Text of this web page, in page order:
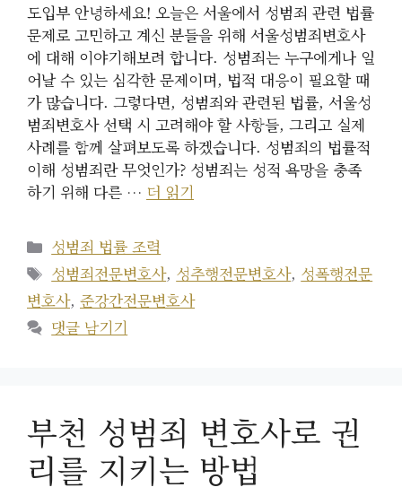
도입부 안녕하세요! 오늘은 서울에서 성범죄 관련 법률
문제로 고민하고 계신 분들을 위해 서울성범죄변호사
에 대해 이야기해보려 합니다. 성범죄는 누구에게나 일
어날 수 있는 심각한 문제이며, 법적 대응이 필요할 때
가 많습니다. 그렇다면, 성범죄와 관련된 법률, 서울성
범죄변호사 선택 시 고려해야 할 사항들, 그리고 실제
사례를 함께 살펴보도록 하겠습니다. 성범죄의 법률적
이해 성범죄란 무엇인가? 성범죄는 성적 욕망을 충족
하기 위해 다른 … 더 읽기
카
테
고
리
성범죄 법률 조력
태
그
성범죄전문변호사, 성추행전문변호사, 성폭행전문
변호사, 준강간전문변호사
댓글 남기기
부천 성범죄 변호사로 권
리를 지키는 방법